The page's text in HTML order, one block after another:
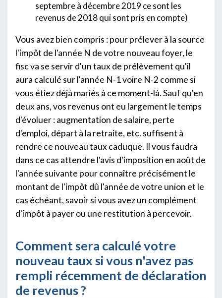
septembre à décembre 2019 ce sont les
revenus de 2018 qui sont pris en compte)
Vous avez bien compris : pour prélever à la source
l'impôt de l'année N de votre nouveau foyer, le
fisc va se servir d'un taux de prélèvement qu'il
aura calculé sur l'année N-1 voire N-2 comme si
vous étiez déjà mariés à ce moment-là. Sauf qu'en
deux ans, vos revenus ont eu largement le temps
d'évoluer : augmentation de salaire, perte
d'emploi, départ à la retraite, etc. suffisent à
rendre ce nouveau taux caduque. Il vous faudra
dans ce cas attendre l'avis d'imposition en août de
l'année suivante pour connaître précisément le
montant de l'impôt dû l'année de votre union et le
cas échéant, savoir si vous avez un complément
d'impôt à payer ou une restitution à percevoir.
Comment sera calculé votre
nouveau taux si vous n'avez pas
rempli récemment de déclaration
de revenus ?